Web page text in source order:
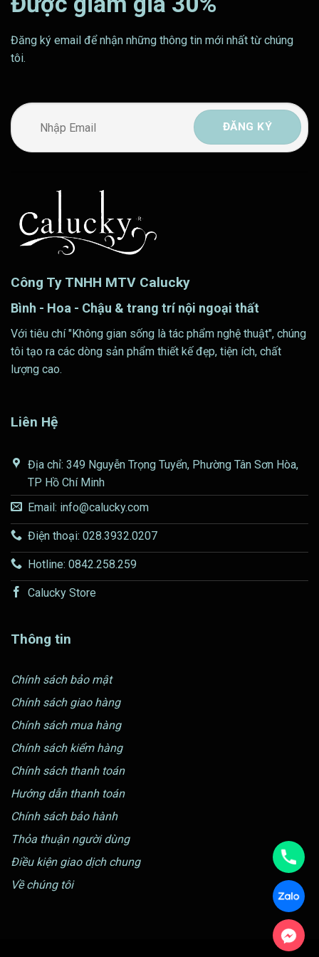
Đăng ký email để nhận những thông tin mới nhất từ chúng
tôi.
Công Ty TNHH MTV Calucky
Bình - Hoa - Chậu & trang trí nội ngoại thất
Với tiêu chí "Không gian sống là tác phẩm nghệ thuật", chúng
tôi tạo ra các dòng sản phẩm thiết kế đẹp, tiện ích, chất
lượng cao.
Liên Hệ
Địa chỉ: 349 Nguyễn Trọng Tuyển, Phường Tân Sơn Hòa,
TP Hồ Chí Minh
Email: info@calucky.com
Điện thoại: 028.3932.0207
Hotline: 0842.258.259
Calucky Store
Thông tin
Chính sách bảo mật
Chính sách giao hàng
Chính sách mua hàng
Chính sách kiểm hàng
Chính sách thanh toán
Hướng dẫn thanh toán
Chính sách bảo hành
Thỏa thuận người dùng
Điều kiện giao dịch chung
Về chúng tôi